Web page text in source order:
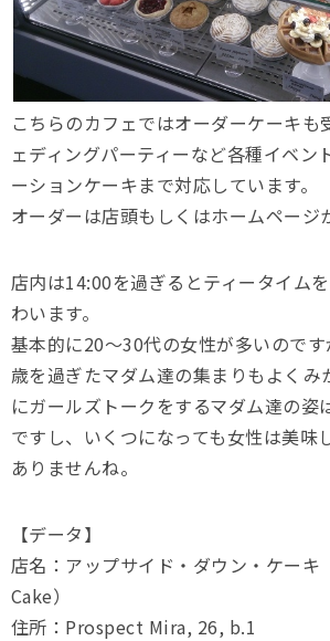
こちらのカフェではオーダーケーキも
ェディングパーティーなど各種イベン
ーションケーキまで対応しています。
オーダーは店頭もしくはホームページ
店内は14:00を過ぎるとティータイム
わいます。
基本的に20〜30代の女性が多いので
歳を過ぎたマダム達の集まりもよくみ
にガールズトークをするマダム達の姿
ですし、いくつになっても女性は美味
ありませんね。
【データ】
店名：アップサイド・ダウン・ケー
Cake）
住所：Prospect Mira, 26, b.1